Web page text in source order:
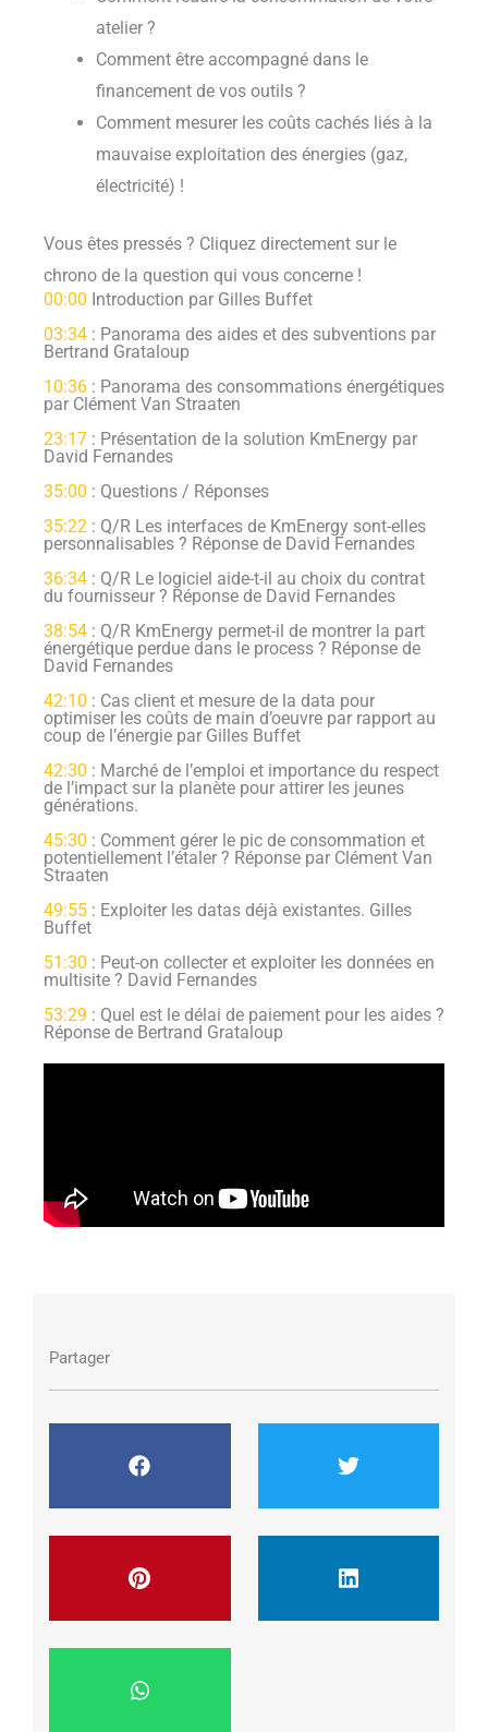
atelier ?
Comment être accompagné dans le
financement de vos outils ?
Comment mesurer les coûts cachés liés à la
mauvaise exploitation des énergies (gaz,
électricité) !
Vous êtes pressés ? Cliquez directement sur le
chrono de la question qui vous concerne !
00:00 Introduction par Gilles Buffet
03:34 : Panorama des aides et des subventions par
Bertrand Grataloup
10:36 : Panorama des consommations énergétiques
par Clément Van Straaten
23:17 : Présentation de la solution KmEnergy par
David Fernandes
35:00 : Questions / Réponses
35:22 : Q/R Les interfaces de KmEnergy sont-elles
personnalisables ? Réponse de David Fernandes
36:34 : Q/R Le logiciel aide-t-il au choix du contrat
du fournisseur ? Réponse de David Fernandes
38:54 : Q/R KmEnergy permet-il de montrer la part
énergétique perdue dans le process ? Réponse de
David Fernandes
42:10 : Cas client et mesure de la data pour
optimiser les coûts de main d’oeuvre par rapport au
coup de l’énergie par Gilles Buffet
42:30 : Marché de l’emploi et importance du respect
de l’impact sur la planète pour attirer les jeunes
générations.
45:30 : Comment gérer le pic de consommation et
potentiellement l’étaler ? Réponse par Clément Van
Straaten
49:55 : Exploiter les datas déjà existantes. Gilles
Buffet
51:30 : Peut-on collecter et exploiter les données en
multisite ? David Fernandes
53:29 : Quel est le délai de paiement pour les aides ?
Réponse de Bertrand Grataloup
Partager